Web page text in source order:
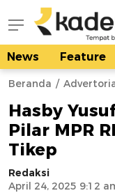
kadera.id
Tempat bertutur
News Feature
Beranda
Hasby
Pilar MPR
Tikep
Redaksi
April 24, 2025 9:12